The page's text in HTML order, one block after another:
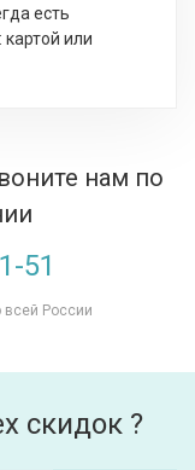
есть
или
нам по
51
всей России
скидок ?